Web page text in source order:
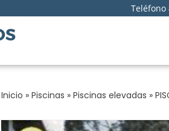
Teléfono
Inicio » Piscinas » Piscinas elevadas »